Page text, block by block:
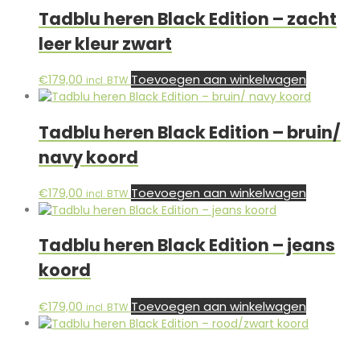
Tadblu heren Black Edition – zacht
leer kleur zwart
€179,00 incl. BTW Toevoegen aan winkelwagen
Tadblu heren Black Edition – bruin/
navy koord
€179,00 incl. BTW Toevoegen aan winkelwagen
Tadblu heren Black Edition – jeans
koord
€179,00 incl. BTW Toevoegen aan winkelwagen